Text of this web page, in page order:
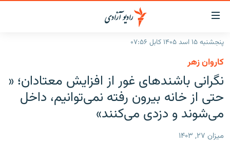
لینک‌های
قابل
دسترسی
متن
بازگشت
منوی
اصلی
گزارش‌ها
افغانستان
منطقه
خبرها
افغانستان
جدول نشرات
پنجشنبه ۱۵ اسد ۱۴۰۵ کابل ۰۷:۵۶
کاروان زهر
نگرانی باشند‌های غور از افزایش معتادان؛ «
حتی از خانه بیرون رفته نمی‌توانیم، داخل
می‌شوند و دزدی می‌کنند»
ميزان ۲۷, ۱۴۰۳